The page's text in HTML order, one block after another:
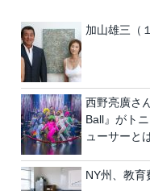
加山雄三（
西野亮廣さ
Ball』がト
ューサーと
NY州、教育